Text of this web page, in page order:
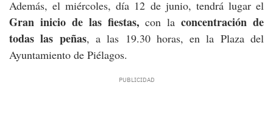
Además, el miércoles, día 12 de junio, tendrá lugar el
Gran inicio de las fiestas, con laconcentración de
todas las peñas, a las 19.30 horas, en la Plaza del
Ayuntamiento de Piélagos.